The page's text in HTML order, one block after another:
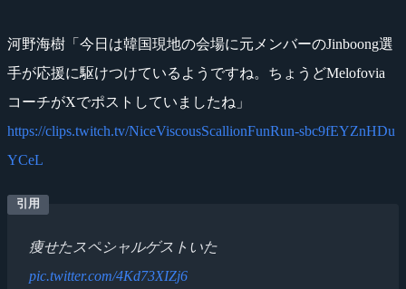
河野海樹「今日は韓国現地の会場に元メンバーのJinboong選
手が応援に駆けつけているようですね。ちょうどMelofovia
コーチがXでポストしていましたね」
https://clips.twitch.tv/NiceViscousScallionFunRun-sbc9fEYZnHDu
YCeL
痩せたスペシャルゲストいた
pic.twitter.com/4Kd73XIZj6